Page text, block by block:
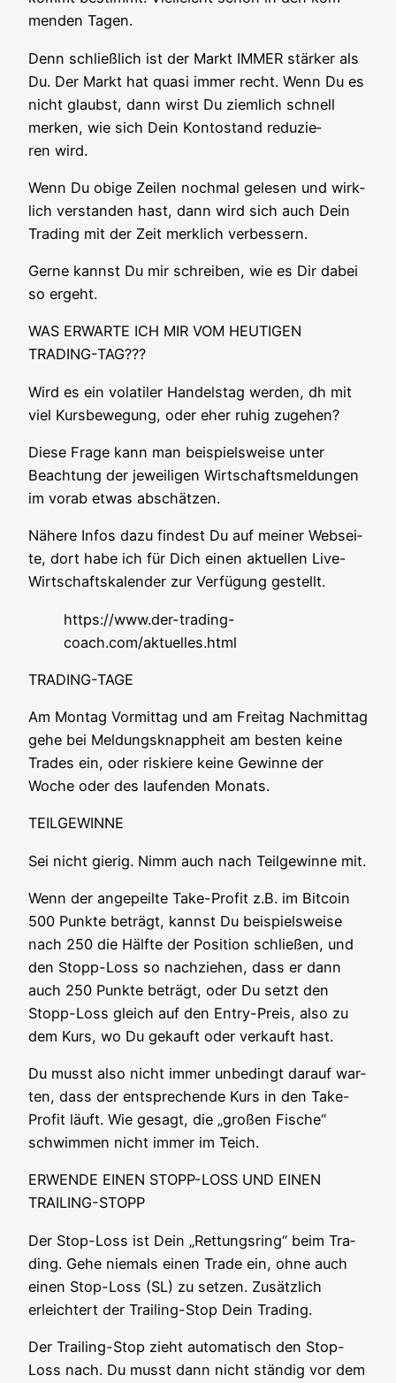
men­den Tagen.
Denn schließ­lich ist der Markt IMMER stär­ker als
Du. Der Markt hat qua­si immer recht. Wenn Du es
nicht glaubst, dann wirst Du ziem­lich schnell
mer­ken, wie sich Dein Kon­to­stand redu­zie­
ren wird.
Wenn Du obi­ge Zei­len noch­mal gele­sen und wirk­
lich ver­stan­den hast, dann wird sich auch Dein
Tra­ding mit der Zeit merk­lich verbessern.
Ger­ne kannst Du mir schrei­ben, wie es Dir dabei
so ergeht.
WAS ERWARTE ICH MIR VOM HEUTIGEN
TRADING-TAG???
Wird es ein vola­ti­ler Han­dels­tag wer­den, dh mit
viel Kurs­be­we­gung, oder eher ruhig zugehen?
Die­se Fra­ge kann man bei­spiels­wei­se unter
Beach­tung der jewei­li­gen Wirt­schafts­mel­dun­gen
im vor­ab etwas abschätzen.
Nähe­re Infos dazu fin­dest Du auf mei­ner Web­sei­
te, dort habe ich für Dich einen aktu­el­len Live-
Wirt­schafts­ka­len­der zur Ver­fü­gung gestellt.
https://www.der-trading-
coach.com/aktuelles.html
TRADING-TAGE
Am Mon­tag Vor­mit­tag und am Frei­tag Nach­mit­tag
gehe bei Mel­dungs­knapp­heit am bes­ten kei­ne
Trades ein, oder ris­kie­re kei­ne Gewin­ne der
Woche oder des lau­fen­den Monats.
TEILGEWINNE
Sei nicht gie­rig. Nimm auch nach Teil­ge­win­ne mit.
Wenn der ange­peil­te Take-Pro­fit z.B. im Bit­co­in
500 Punk­te beträgt, kannst Du bei­spiels­wei­se
nach 250 die Hälf­te der Posi­ti­on schlie­ßen, und
den Stopp-Loss so nach­zie­hen, dass er dann
auch 250 Punk­te beträgt, oder Du setzt den
Stopp-Loss gleich auf den Ent­ry-Preis, also zu
dem Kurs, wo Du gekauft oder ver­kauft hast.
Du musst also nicht immer unbe­dingt dar­auf war­
ten, dass der ent­spre­chen­de Kurs in den Take-
Pro­fit läuft. Wie gesagt, die „gro­ßen Fische“
schwim­men nicht immer im Teich.
ERWENDE EINEN STOPP-LOSS UND EINEN
TRAILING-STOPP
Der Stop-Loss ist Dein „Ret­tungs­ring“ beim Tra­
ding. Gehe nie­mals einen Trade ein, ohne auch
einen Stop-Loss (SL) zu set­zen. Zusätz­lich
erleich­tert der Trai­ling-Stop Dein Trading.
Der Trai­ling-Stop zieht auto­ma­tisch den Stop-
Loss nach. Du musst dann nicht stän­dig vor dem